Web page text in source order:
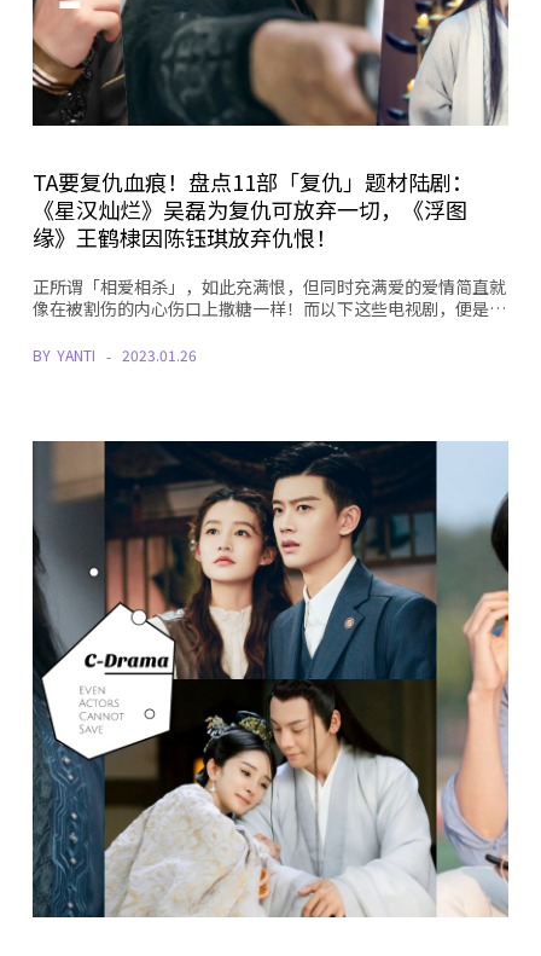
TA要复仇血痕！盘点11部「复仇」题材陆剧：
《星汉灿烂》吴磊为复仇可放弃一切，《浮图
缘》王鹤棣因陈钰琪放弃仇恨！
正所谓「相爱相杀」，如此充满恨，但同时充满爱的爱情简直就
像在被割伤的内心伤口上撒糖一样！而以下这些电视剧，便是…
BY YANTI 2023.01.26